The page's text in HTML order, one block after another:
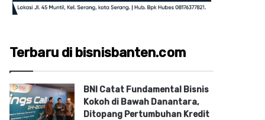
Terbaru di bisnisbanten.com
BNI Catat Fundamental Bisnis
Kokoh di Bawah Danantara,
Ditopang Pertumbuhan Kredit